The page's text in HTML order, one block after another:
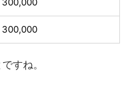
300,000
すね。